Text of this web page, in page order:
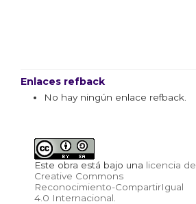
Enlaces refback
No hay ningún enlace refback.
Este obra está bajo una licencia de
Creative Commons
Reconocimiento-CompartirIgual
4.0 Internacional